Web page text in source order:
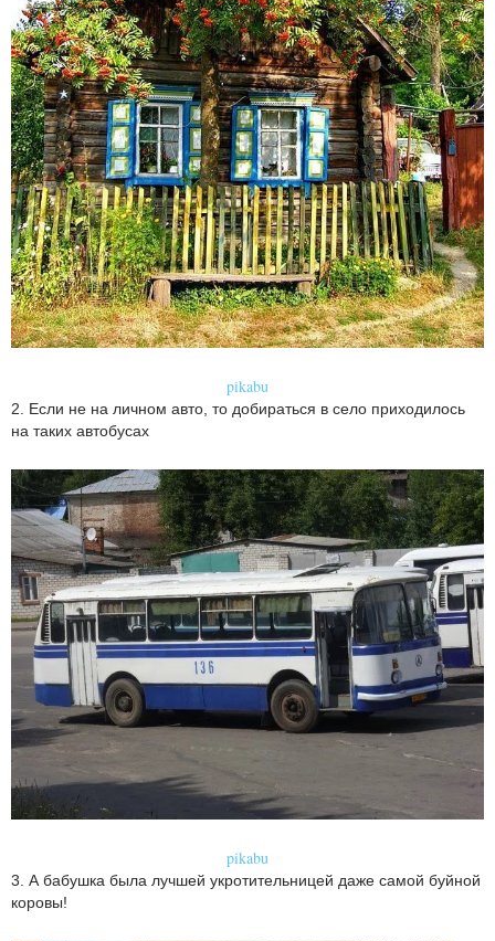
pikabu
2. Если не на личном авто, то добираться в село приходилось
на таких автобусах
pikabu
3. А бабушка была лучшей укротительницей даже самой буйной
коровы!